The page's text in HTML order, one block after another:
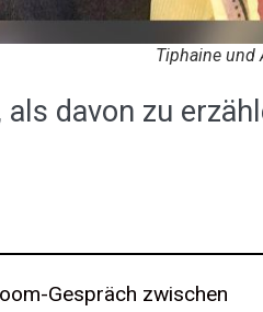
Tiphaine und
davon zu
Gespräch zwischen